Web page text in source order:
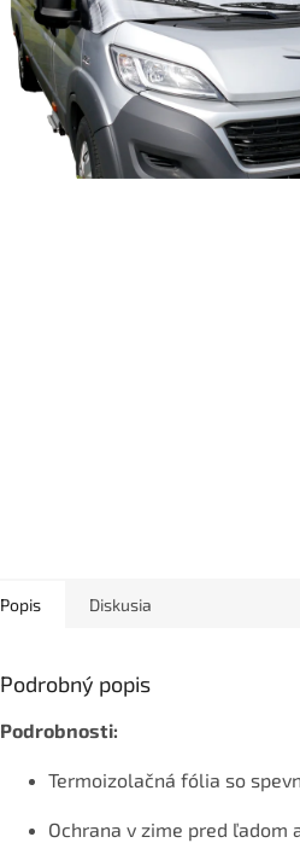
Popis Diskusia
Podrobný popis
Podrobnosti:
Termoizolačná fólia so
Ochrana v zime pred ľadom